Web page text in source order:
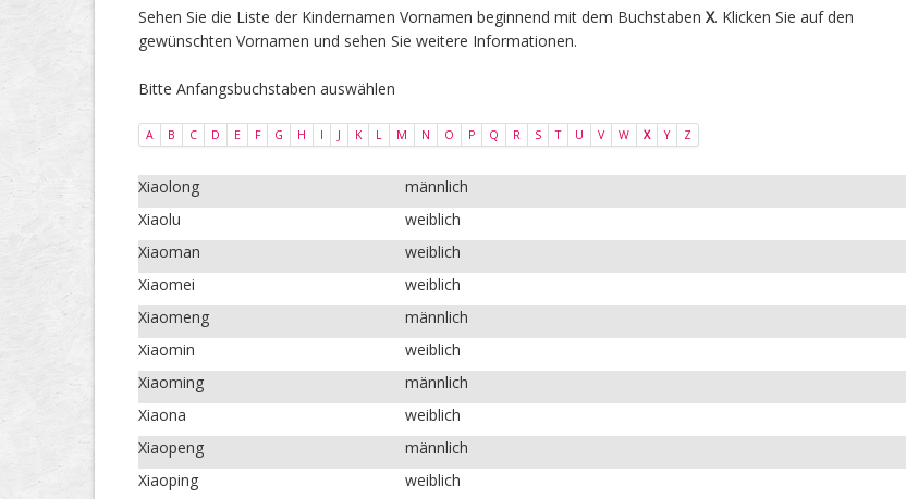
Sehen Sie die Liste der Kindernamen Vornamen beginnend mit dem Buchstaben X. Klicken Sie auf den
gewünschten Vornamen und sehen Sie weitere Informationen.
Bitte Anfangsbuchstaben auswählen
A B C D E F G H I J K L M N O P Q R S T U V W X Y Z
Xiaolong
männlich
Xiaolu
weiblich
Xiaoman
weiblich
Xiaomei
weiblich
Xiaomeng
männlich
Xiaomin
weiblich
Xiaoming
männlich
Xiaona
weiblich
Xiaopeng
männlich
Xiaoping
weiblich